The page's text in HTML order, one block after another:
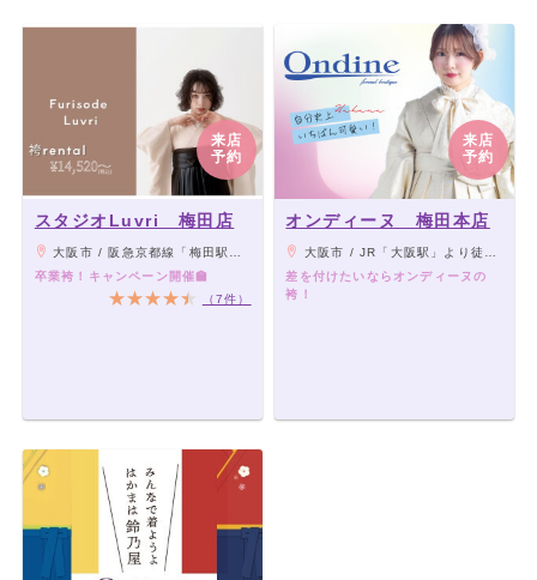
来店
予約
スタジオLuvri 梅田店
大阪市 / 阪急京都線「梅田駅」より徒歩3分、各線「大阪駅」・地下鉄御堂筋線「梅田駅」より徒歩8分
卒業袴！キャンペーン開催🏫
（7件）
来店
予約
オンディーヌ 梅田本店
大阪市 / JR「大阪駅」より徒歩5分、各線「梅田駅」直結
差を付けたいならオンディーヌの
袴！